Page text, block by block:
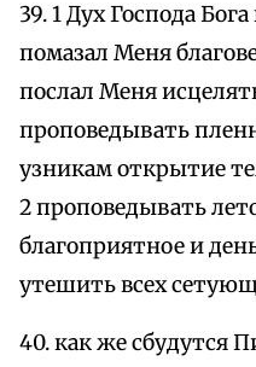
39. 1 Дух Господа
помазал Меня
послал Меня
проповедывать
узникам открытие
2 проповедывать
благоприятное и
утешить всех
40. как же сбудутся